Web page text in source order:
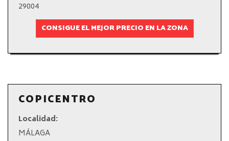
29004
CONSIGUE EL MEJOR PRECIO EN LA ZONA
COPICENTRO
Localidad:
MÁLAGA